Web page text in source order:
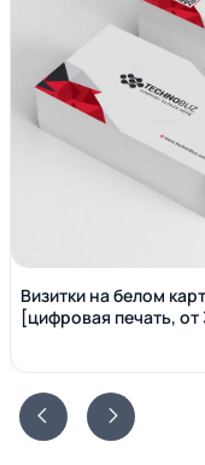
Визитки на белом
[цифровая печать, от